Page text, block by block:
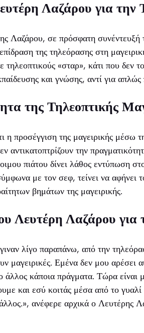
Λαζάρου για την
Λαζάρου, σε πρόσφατη
της τηλεόρασης στη
τηλεοπτικούς «σταρ», κάτι που δεν
και γνώσης, αντί για
της Τηλεοπτικής
προσέγγιση της μαγειρικής μέσω
αντικατοπτρίζουν την
πιάτου δίνει λάθος εντύπωση
με τον σεφ, τείνει να αφήνει
βημάτων της μαγειρικής.
Λευτέρη Λαζάρου για
λίγο παραπάνω, από την
μαγειρικές. Εμένα δεν μου αρέσει
άλλος κάποια πράγματα. Τώρα
και εσύ κοιτάς μέσα από το
ανέφερε αρχικά ο Λευτέρης